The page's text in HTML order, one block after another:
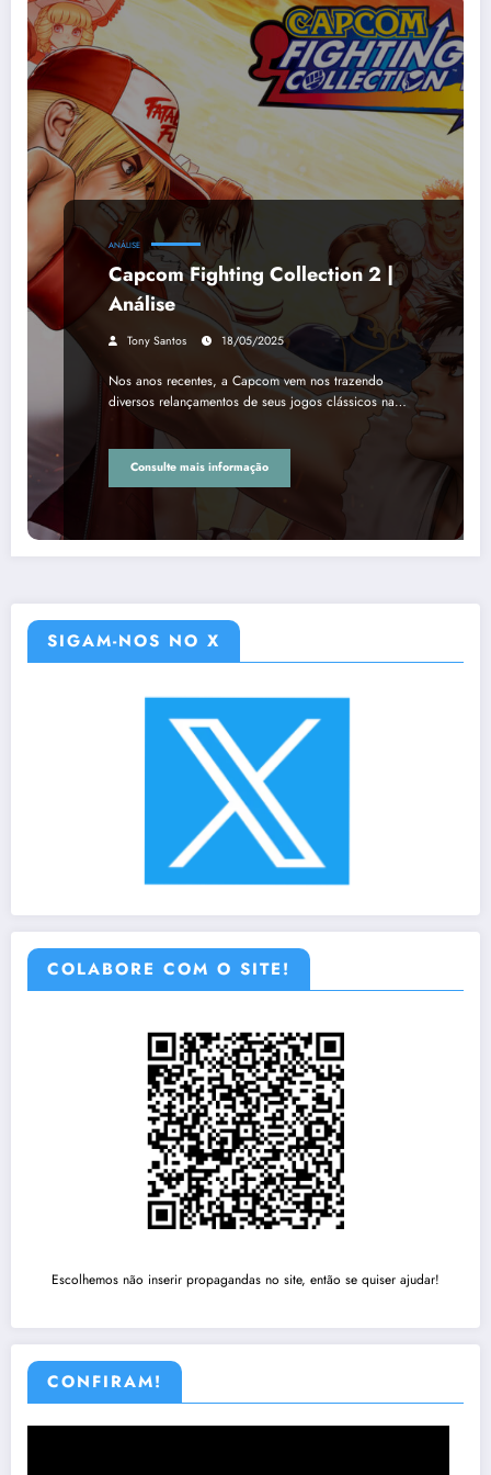
ANÁLISE
Capcom Fighting Collection 2 |
Análise
Tony Santos 18/05/2025
Nos anos recentes, a Capcom vem nos trazendo
diversos relançamentos de seus jogos clássicos na…
Consulte mais informação
SIGAM-NOS NO X
COLABORE COM O SITE!
Escolhemos não inserir propagandas no site, então se quiser ajudar!
CONFIRAM!